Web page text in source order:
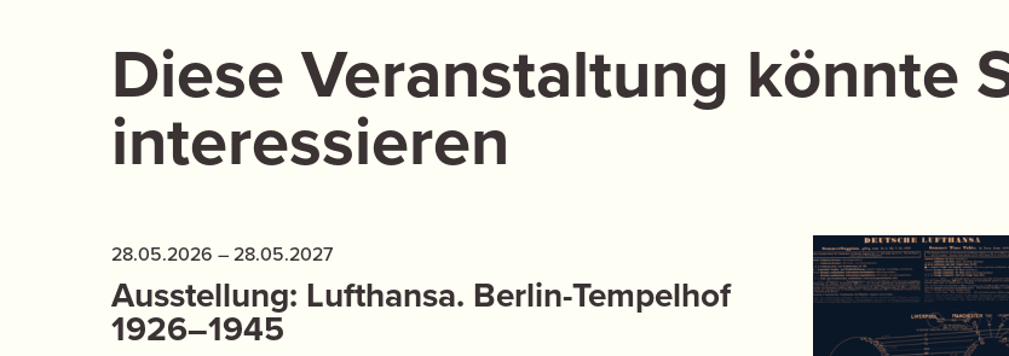
Diese Veranstaltung könnte
interessieren
28.05.2026 – 28.05.2027
Ausstellung: Lufthansa. Berlin-Tempelhof
1926–1945